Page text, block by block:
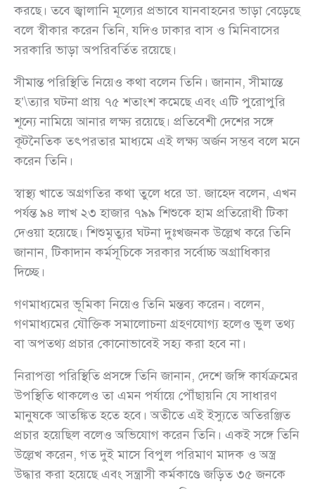
করছে। তবে জ্বালানি মূল্যের প্রভাবে যানবাহনের ভাড়া বেড়েছে
বলে স্বীকার করেন তিনি, যদিও ঢাকার বাস ও মিনিবাসের
সরকারি ভাড়া অপরিবর্তিত রয়েছে।
সীমান্ত পরিস্থিতি নিয়েও কথা বলেন তিনি। জানান, সীমান্তে
হ’\ত্যার ঘটনা প্রায় ৭৫ শতাংশ কমেছে এবং এটি পুরোপুরি
শূন্যে নামিয়ে আনার লক্ষ্য রয়েছে। প্রতিবেশী দেশের সঙ্গে
কূটনৈতিক তৎপরতার মাধ্যমে এই লক্ষ্য অর্জন সম্ভব বলে মনে
করেন তিনি।
স্বাস্থ্য খাতে অগ্রগতির কথা তুলে ধরে ডা. জাহেদ বলেন, এখন
পর্যন্ত ৯৪ লাখ ২৩ হাজার ৭৯৯ শিশুকে হাম প্রতিরোধী টিকা
দেওয়া হয়েছে। শিশুমৃত্যুর ঘটনা দুঃখজনক উল্লেখ করে তিনি
জানান, টিকাদান কর্মসূচিকে সরকার সর্বোচ্চ অগ্রাধিকার
দিচ্ছে।
গণমাধ্যমের ভূমিকা নিয়েও তিনি মন্তব্য করেন। বলেন,
গণমাধ্যমের যৌক্তিক সমালোচনা গ্রহণযোগ্য হলেও ভুল তথ্য
বা অপতথ্য প্রচার কোনোভাবেই সহ্য করা হবে না।
নিরাপত্তা পরিস্থিতি প্রসঙ্গে তিনি জানান, দেশে জঙ্গি কার্যক্রমের
উপস্থিতি থাকলেও তা এমন পর্যায়ে পৌঁছায়নি যে সাধারণ
মানুষকে আতঙ্কিত হতে হবে। অতীতে এই ইস্যুতে অতিরঞ্জিত
প্রচার হয়েছিল বলেও অভিযোগ করেন তিনি। একই সঙ্গে তিনি
উল্লেখ করেন, গত দুই মাসে বিপুল পরিমাণ মাদক ও অস্ত্র
উদ্ধার করা হয়েছে এবং সন্ত্রাসী কর্মকাণ্ডে জড়িত ৩৫ জনকে